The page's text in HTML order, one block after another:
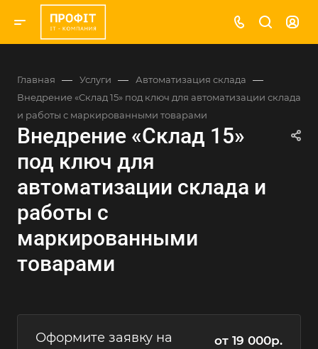
Внедрение «Склад 15»
под ключ для
автоматизации склада и
работы с
маркированными
товарами
Главная — Услуги — Автоматизация склада —
Внедрение «Склад 15» под ключ для автоматизации склада
и работы с маркированными товарами
Оформите заявку на
от 19 000р.